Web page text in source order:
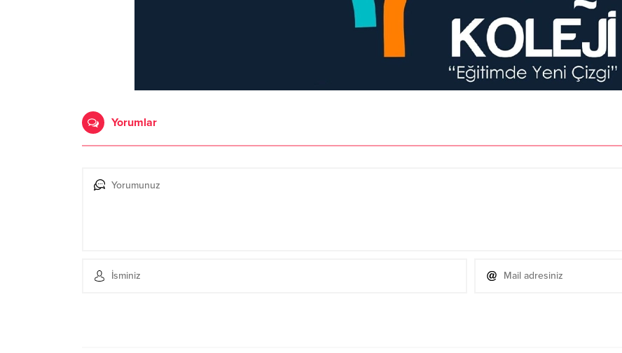
Yorumlar